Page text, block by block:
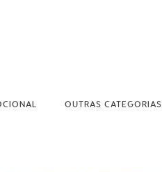
OUTRAS CATEGORIAS